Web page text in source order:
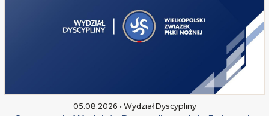
05.08.2026 • Wydział Dyscypliny